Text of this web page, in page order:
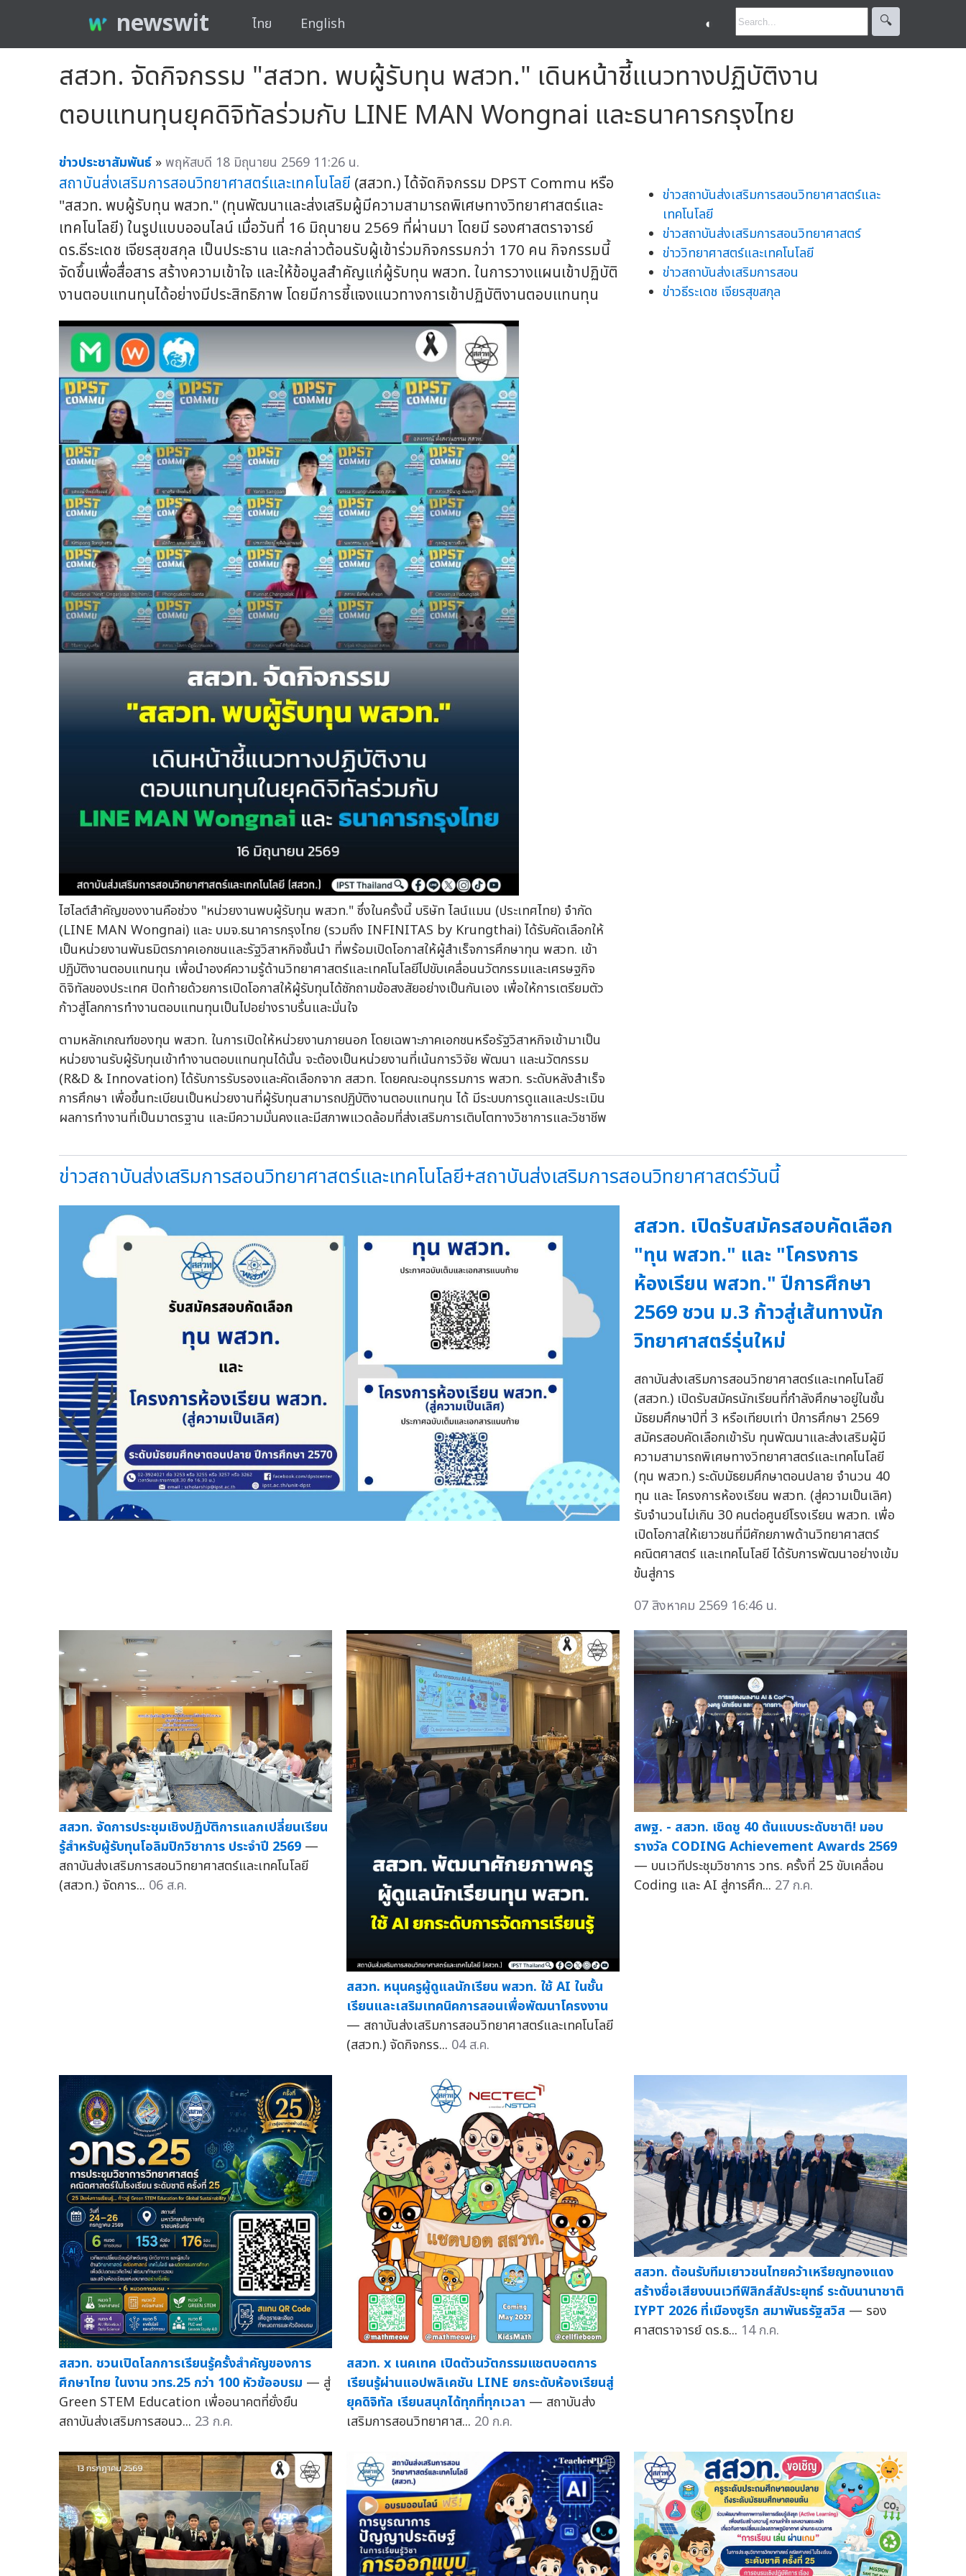
newswit ไทย English ◐ 🔍︎
สสวท. จัดกิจกรรม "สสวท. พบผู้รับทุน พสวท." เดินหน้าชี้แนวทางปฏิบัติงาน
ตอบแทนทุนยุคดิจิทัลร่วมกับ LINE MAN Wongnai และธนาคารกรุงไทย
ข่าวประชาสัมพันธ์ »พฤหัสบดี 18 มิถุนายน 2569 11:26 น.
สถาบันส่งเสริมการสอนวิทยาศาสตร์และเทคโนโลยี (สสวท.) ได้จัดกิจกรรม DPST Commu หรือ
"สสวท. พบผู้รับทุน พสวท." (ทุนพัฒนาและส่งเสริมผู้มีความสามารถพิเศษทางวิทยาศาสตร์และ
เทคโนโลยี) ในรูปแบบออนไลน์ เมื่อวันที่ 16 มิถุนายน 2569 ที่ผ่านมา โดยมี รองศาสตราจารย์
ดร.ธีระเดช เจียรสุขสกุล เป็นประธาน และกล่าวต้อนรับผู้เข้าร่วมกิจกรรมกว่า 170 คน กิจกรรมนี้
จัดขึ้นเพื่อสื่อสาร สร้างความเข้าใจ และให้ข้อมูลสำคัญแก่ผู้รับทุน พสวท. ในการวางแผนเข้าปฏิบัติ
งานตอบแทนทุนได้อย่างมีประสิทธิภาพ โดยมีการชี้แจงแนวทางการเข้าปฏิบัติงานตอบแทนทุน
ไฮไลต์สำคัญของงานคือช่วง "หน่วยงานพบผู้รับทุน พสวท." ซึ่งในครั้งนี้ บริษัท ไลน์แมน (ประเทศไทย) จำกัด
(LINE MAN Wongnai) และ บมจ.ธนาคารกรุงไทย (รวมถึง INFINITAS by Krungthai) ได้รับคัดเลือกให้
เป็นหน่วยงานพันธมิตรภาคเอกชนและรัฐวิสาหกิจชั้นนำ ที่พร้อมเปิดโอกาสให้ผู้สำเร็จการศึกษาทุน พสวท. เข้า
ปฏิบัติงานตอบแทนทุน เพื่อนำองค์ความรู้ด้านวิทยาศาสตร์และเทคโนโลยีไปขับเคลื่อนนวัตกรรมและเศรษฐกิจ
ดิจิทัลของประเทศ ปิดท้ายด้วยการเปิดโอกาสให้ผู้รับทุนได้ซักถามข้อสงสัยอย่างเป็นกันเอง เพื่อให้การเตรียมตัว
ก้าวสู่โลกการทำงานตอบแทนทุนเป็นไปอย่างราบรื่นและมั่นใจ
ตามหลักเกณฑ์ของทุน พสวท. ในการเปิดให้หน่วยงานภายนอก โดยเฉพาะภาคเอกชนหรือรัฐวิสาหกิจเข้ามาเป็น
หน่วยงานรับผู้รับทุนเข้าทำงานตอบแทนทุนได้นั้น จะต้องเป็นหน่วยงานที่เน้นการวิจัย พัฒนา และนวัตกรรม
(R&D & Innovation) ได้รับการรับรองและคัดเลือกจาก สสวท. โดยคณะอนุกรรมการ พสวท. ระดับหลังสำเร็จ
การศึกษา เพื่อขึ้นทะเบียนเป็นหน่วยงานที่ผู้รับทุนสามารถปฏิบัติงานตอบแทนทุน ได้ มีระบบการดูแลและประเมิน
ผลการทำงานที่เป็นมาตรฐาน และมีความมั่นคงและมีสภาพแวดล้อมที่ส่งเสริมการเติบโตทางวิชาการและวิชาชีพ
ข่าวสถาบันส่งเสริมการสอนวิทยาศาสตร์และ
เทคโนโลยี
ข่าวสถาบันส่งเสริมการสอนวิทยาศาสตร์
ข่าววิทยาศาสตร์และเทคโนโลยี
ข่าวสถาบันส่งเสริมการสอน
ข่าวธีระเดช เจียรสุขสกุล
ข่าวสถาบันส่งเสริมการสอนวิทยาศาสตร์และเทคโนโลยี+สถาบันส่งเสริมการสอนวิทยาศาสตร์วันนี้
สสวท. เปิดรับสมัครสอบคัดเลือก
"ทุน พสวท." และ "โครงการ
ห้องเรียน พสวท." ปีการศึกษา
2569 ชวน ม.3 ก้าวสู่เส้นทางนัก
วิทยาศาสตร์รุ่นใหม่
สถาบันส่งเสริมการสอนวิทยาศาสตร์และเทคโนโลยี
(สสวท.) เปิดรับสมัครนักเรียนที่กำลังศึกษาอยู่ในชั้น
มัธยมศึกษาปีที่ 3 หรือเทียบเท่า ปีการศึกษา 2569
สมัครสอบคัดเลือกเข้ารับ ทุนพัฒนาและส่งเสริมผู้มี
ความสามารถพิเศษทางวิทยาศาสตร์และเทคโนโลยี
(ทุน พสวท.) ระดับมัธยมศึกษาตอนปลาย จำนวน 40
ทุน และ โครงการห้องเรียน พสวท. (สู่ความเป็นเลิศ)
รับจำนวนไม่เกิน 30 คนต่อศูนย์โรงเรียน พสวท. เพื่อ
เปิดโอกาสให้เยาวชนที่มีศักยภาพด้านวิทยาศาสตร์
คณิตศาสตร์ และเทคโนโลยี ได้รับการพัฒนาอย่างเข้ม
ข้นสู่การ
07 สิงหาคม 2569 16:46 น.
สสวท. จัดการประชุมเชิงปฏิบัติการแลกเปลี่ยนเรียน
รู้สำหรับผู้รับทุนโอลิมปิกวิชาการ ประจำปี 2569 —
สถาบันส่งเสริมการสอนวิทยาศาสตร์และเทคโนโลยี
(สสวท.) จัดการ... 06 ส.ค.
สสวท. หนุนครูผู้ดูแลนักเรียน พสวท. ใช้ AI ในชั้น
เรียนและเสริมเทคนิคการสอนเพื่อพัฒนาโครงงาน
— สถาบันส่งเสริมการสอนวิทยาศาสตร์และเทคโนโลยี
(สสวท.) จัดกิจกรร... 04 ส.ค.
สพฐ. - สสวท. เชิดชู 40 ต้นแบบระดับชาติ! มอบ
รางวัล CODING Achievement Awards 2569
— บนเวทีประชุมวิชาการ วทร. ครั้งที่ 25 ขับเคลื่อน
Coding และ AI สู่การศึก... 27 ก.ค.
สสวท. ชวนเปิดโลกการเรียนรู้ครั้งสำคัญของการ
ศึกษาไทย ในงาน วทร.25 กว่า 100 หัวข้ออบรม — สู่
Green STEM Education เพื่ออนาคตที่ยั่งยืน
สถาบันส่งเสริมการสอนว... 23 ก.ค.
สสวท. x เนคเทค เปิดตัวนวัตกรรมแชตบอตการ
เรียนรู้ผ่านแอปพลิเคชัน LINE ยกระดับห้องเรียนสู่
ยุคดิจิทัล เรียนสนุกได้ทุกที่ทุกเวลา — สถาบันส่ง
เสริมการสอนวิทยาศาส... 20 ก.ค.
สสวท. ต้อนรับทีมเยาวชนไทยคว้าเหรียญทองแดง
สร้างชื่อเสียงบนเวทีฟิสิกส์สัประยุทธ์ ระดับนานาชาติ
IYPT 2026 ที่เมืองซูริก สมาพันธรัฐสวิส — รอง
ศาสตราจารย์ ดร.ธ... 14 ก.ค.